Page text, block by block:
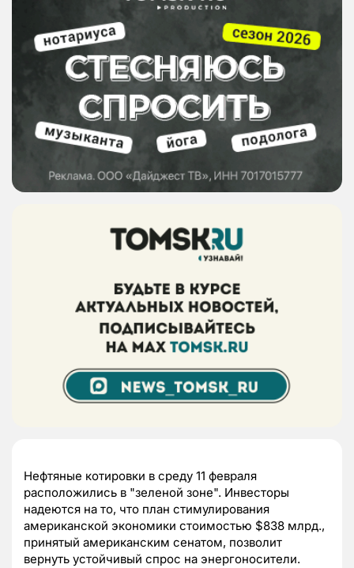
Нефтяные котировки в среду 11 февраля
расположились в "зеленой зоне". Инвесторы
надеются на то, что план стимулирования
американской экономики стоимостью $838 млрд.,
принятый американским сенатом, позволит
вернуть устойчивый спрос на энергоносители.